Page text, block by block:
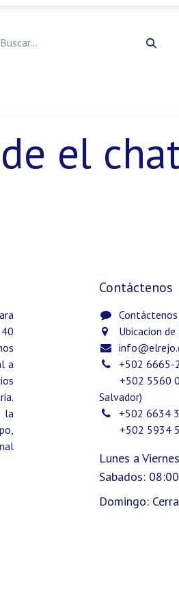
el
a
la
Contáctenos
Contáctenos
Ubicacion
+502 6665-
+502 5560
Salvador)
+502 6634
+502 5934
Lunes a
Sabados:
Domingo: